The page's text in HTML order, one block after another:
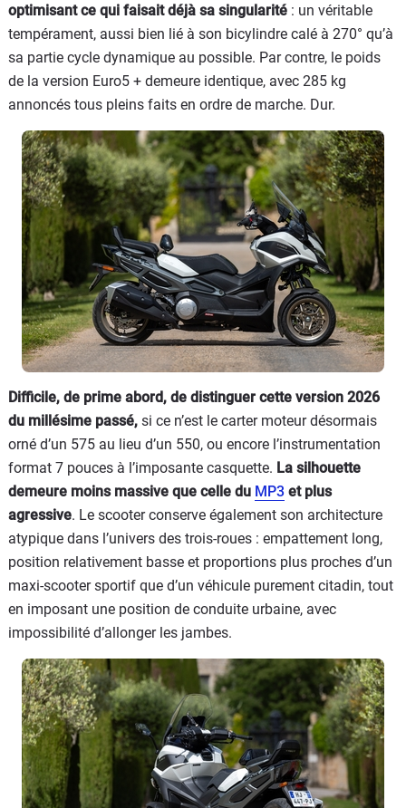
optimisant ce qui faisait déjà sa singularité : un véritable
tempérament, aussi bien lié à son bicylindre calé à 270° qu’à
sa partie cycle dynamique au possible. Par contre, le poids
de la version Euro5 + demeure identique, avec 285 kg
annoncés tous pleins faits en ordre de marche. Dur.
Difficile, de prime abord, de distinguer cette version 2026
du millésime passé, si ce n’est le carter moteur désormais
orné d’un 575 au lieu d’un 550, ou encore l’instrumentation
format 7 pouces à l’imposante casquette. La silhouette
demeure moins massive que celle du MP3 et plus
agressive. Le scooter conserve également son architecture
atypique dans l’univers des trois-roues : empattement long,
position relativement basse et proportions plus proches d’un
maxi-scooter sportif que d’un véhicule purement citadin, tout
en imposant une position de conduite urbaine, avec
impossibilité d’allonger les jambes.